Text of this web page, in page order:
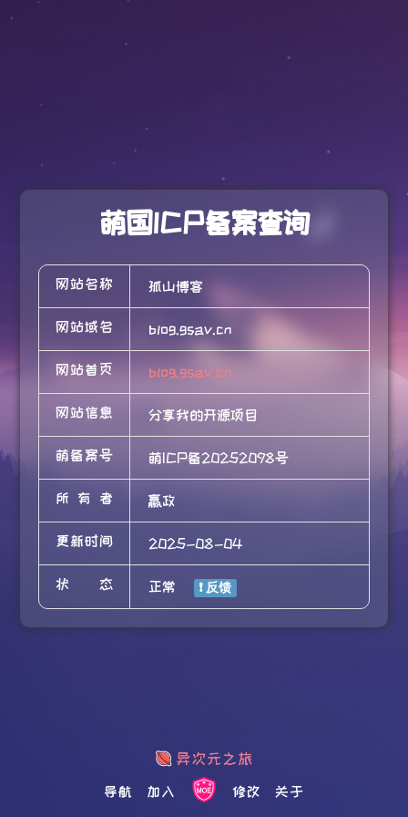
萌国ICP备案查询
网站名称 孤山博客
网站域名 blog.gsav.cn
网站首页 blog.gsav.cn
网站信息 分享我的开源项目
萌备案号 萌ICP备20252098号
所有者 嬴政
更新时间 2025-08-04
状态 正常
导航 加入 修改 关于